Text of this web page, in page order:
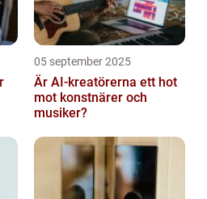
05 september 2025
Är AI-kreatörerna ett hot
mot konstnärer och
musiker?